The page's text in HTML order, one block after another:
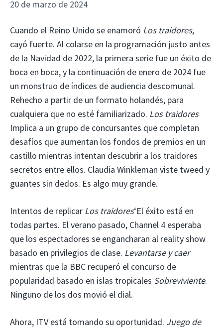
20 de marzo de 2024
Cuando el Reino Unido se enamoró Los traidores,
cayó fuerte. Al colarse en la programación justo antes
de la Navidad de 2022, la primera serie fue un éxito de
boca en boca, y la continuación de enero de 2024 fue
un monstruo de índices de audiencia descomunal.
Rehecho a partir de un formato holandés, para
cualquiera que no esté familiarizado. Los traidores
Implica a un grupo de concursantes que completan
desafíos que aumentan los fondos de premios en un
castillo mientras intentan descubrir a los traidores
secretos entre ellos. Claudia Winkleman viste tweed y
guantes sin dedos. Es algo muy grande.
Intentos de replicar Los traidores‘El éxito está en
todas partes. El verano pasado, Channel 4 esperaba
que los espectadores se engancharan al reality show
basado en privilegios de clase. Levantarse y caer
mientras que la BBC recuperó el concurso de
popularidad basado en islas tropicales Sobreviviente.
Ninguno de los dos movió el dial.
Ahora, ITV está tomando su oportunidad. Juego de